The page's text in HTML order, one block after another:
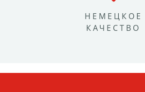
НЕМЕЦКОЕ
КАЧЕСТВО